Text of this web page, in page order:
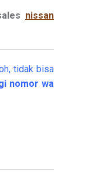
nissan
tidak bisa
nomor wa